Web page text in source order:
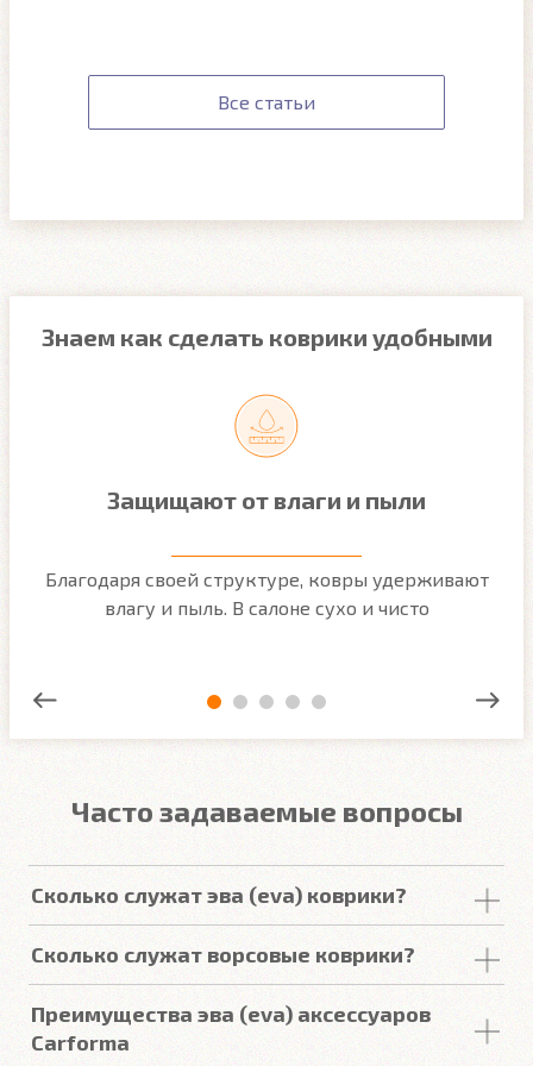
Все статьи
Знаем как сделать коврики удобными
Защищают от влаги и пыли
Благодаря своей структуре, ковры удерживают
влагу и пыль. В салоне сухо и чисто
Часто задаваемые вопросы
Сколько служат эва (eva) коврики?
покрытий изЕВА в среднем составляет 2-3
.
увеличивающие срок службы.
Сколько служат ворсовые коврики?
составляет от 2 до 5лет. У некоторых наших
клиентовони прослужили более 10
Преимущества эва (eva) аксессуаров
Carforma